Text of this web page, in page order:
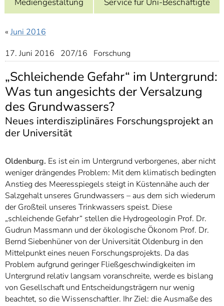
7]
Informationen zur
« Juni 2016
17. Juni 2016 207/16 Forschung
„Schleichende Gefahr“ im Untergrund:
Was tun angesichts der Versalzung
des Grundwassers?
Neues interdisziplinäres Forschungsprojekt an
der Universität
Oldenburg. Es ist ein im Untergrund verborgenes, aber nicht
weniger drängendes Problem: Mit dem klimatisch bedingten
Anstieg des Meeresspiegels steigt in Küstennähe auch der
Salzgehalt unseres Grundwassers – aus dem sich wiederum
der Großteil unseres Trinkwassers speist. Diese
„schleichende Gefahr“ stellen die Hydrogeologin Prof. Dr.
Gudrun Massmann und der ökologische Ökonom Prof. Dr.
Bernd Siebenhüner von der Universität Oldenburg in den
Mittelpunkt eines neuen Forschungsprojekts. Da das
Problem aufgrund geringer Fließgeschwindigkeiten im
Untergrund relativ langsam voranschreite, werde es bislang
von Gesellschaft und Entscheidungsträgern nur wenig
beachtet, so die Wissenschaftler. Ihr Ziel: die Ausmaße des